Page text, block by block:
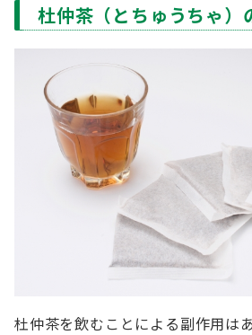
杜仲茶（とちゅうちゃ）
杜仲茶を飲むことによる副作用は